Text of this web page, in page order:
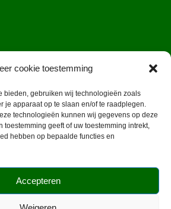
cookie toestemming
bieden, gebruiken wij technologieën zoals
je apparaat op te slaan en/of te raadplegen.
technologieën kunnen wij gegevens op deze
toestemming geeft of uw toestemming intrekt,
hebben op bepaalde functies en
Accepteren